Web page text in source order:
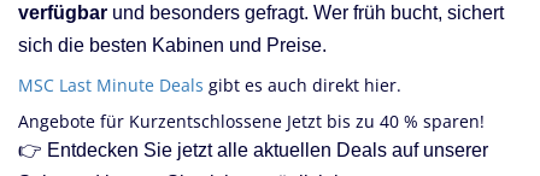
verfügbar und besonders gefragt. Wer früh bucht, sichert
sich die besten Kabinen und Preise.
MSC Last Minute Deals gibt es auch direkt hier.
Angebote für Kurzentschlossene Jetzt bis zu 40 % sparen!
👉 Entdecken Sie jetzt alle aktuellen Deals auf unserer